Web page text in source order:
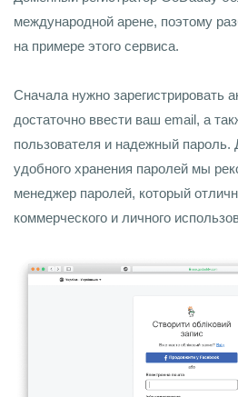
международной арене, поэтому
на примере этого сервиса.
Сначала нужно зарегистрировать
достаточно ввести ваш email, а
пользователя и надежный пароль.
удобного хранения паролей мы
менеджер паролей, который
коммерческого и личного